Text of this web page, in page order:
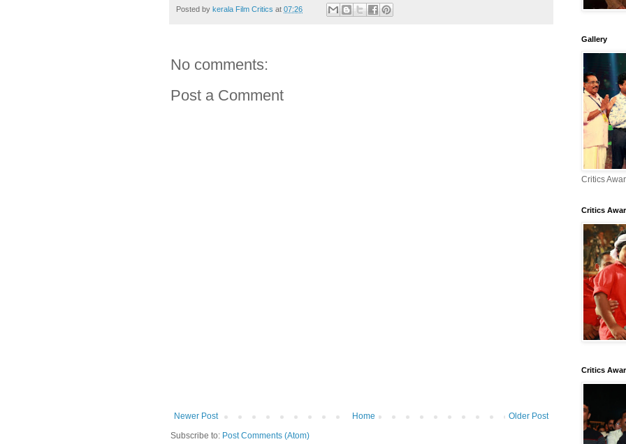
Posted by kerala Film Critics at 07:26
No comments:
Post a Comment
Newer Post Older Post
Home
Subscribe to: Post Comments (Atom)
Gallery
Critics
Critics
Critics